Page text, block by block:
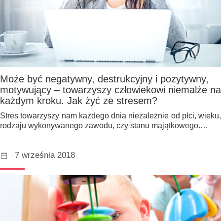
Może być negatywny, destrukcyjny i pozytywny,
motywujący – towarzyszy człowiekowi niemalże na
każdym kroku. Jak żyć ze stresem?
Stres towarzyszy nam każdego dnia niezależnie od płci, wieku,
rodzaju wykonywanego zawodu, czy stanu majątkowego.…
7 września 2018